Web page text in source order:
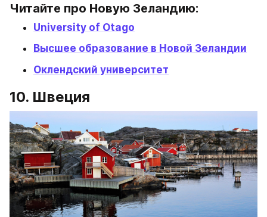
Читайте про Новую Зеландию:
University of Otago
Высшее образование в Новой Зеландии
Оклендский университет
10. Швеция